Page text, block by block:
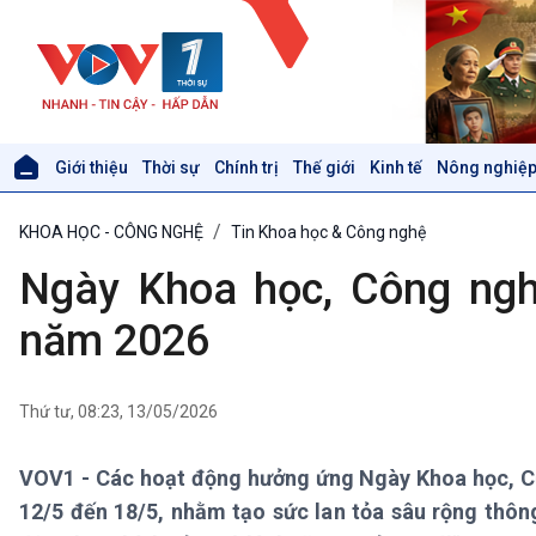
Giới thiệu Thời sự Chính trị Thế giới Kinh tế Nông
Thời sự 6h
Thời sự 12h
Thời sự 18h
Xã hội
Tin Đời sống & Xã hội
Khoa học & Công nghệ
Tin Khoa học & Công nghệ
KHOA HỌC - CÔNG NGHỆ Tin Khoa học & Công nghệ
Ngày Khoa học, Công
năm 2026
Thứ tư, 08:23, 13/05/2026
VOV1 - Các hoạt động hưởng ứng Ngày Khoa học,
12/5 đến 18/5, nhằm tạo sức lan tỏa sâu rộng